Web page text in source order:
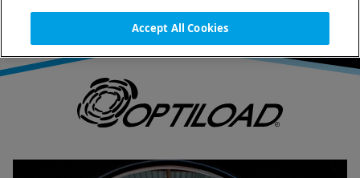
Accept All Cookies